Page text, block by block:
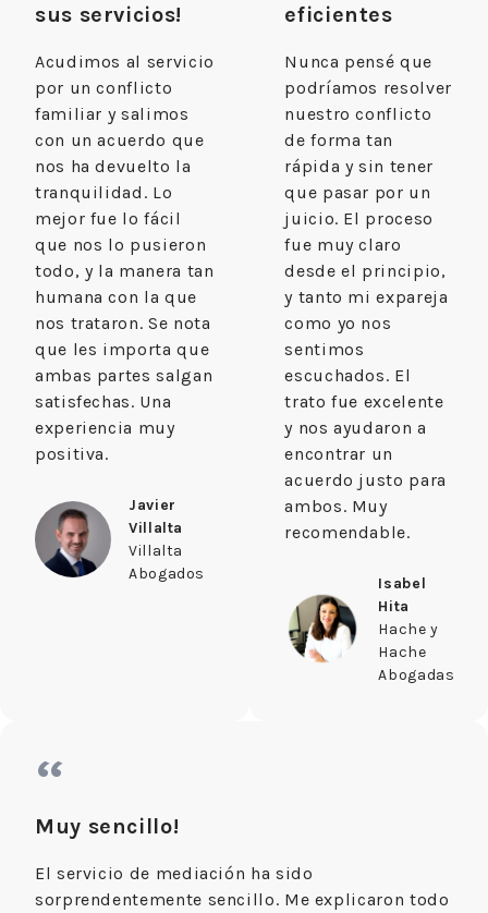
sus servicios!
Acudimos al servicio
por un conflicto
familiar y salimos
con un acuerdo que
nos ha devuelto la
tranquilidad. Lo
mejor fue lo fácil
que nos lo pusieron
todo, y la manera tan
humana con la que
nos trataron. Se nota
que les importa que
ambas partes salgan
satisfechas. Una
experiencia muy
positiva.
Javier
Villalta
Villalta
Abogados
eficientes
Nunca pensé que
podríamos resolver
nuestro conflicto
de forma tan
rápida y sin tener
que pasar por un
juicio. El proceso
fue muy claro
desde el principio,
y tanto mi expareja
como yo nos
sentimos
escuchados. El
trato fue excelente
y nos ayudaron a
encontrar un
acuerdo justo para
ambos. Muy
recomendable.
Isabel
Hita
Hache y
Hache
Abogadas
“
Muy sencillo!
El servicio de mediación ha sido
sorprendentemente sencillo. Me explicaron todo